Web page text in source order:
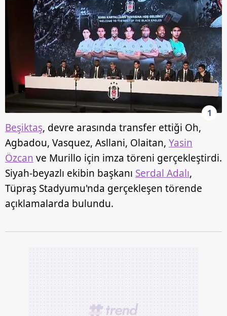
1
Beşiktaş, devre arasında transfer ettiği Oh,
Agbadou, Vasquez, Asllani, Olaitan, Yasin
Özcan ve Murillo için imza töreni gerçekleştirdi.
Siyah-beyazlı ekibin başkanı Serdal Adalı,
Tüpraş Stadyumu'nda gerçekleşen törende
açıklamalarda bulundu.